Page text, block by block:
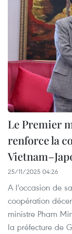
Le Premier
renforce la
25/11/2025 04:26
A l’occasion de
coopération
ministre Pham
la préfecture de